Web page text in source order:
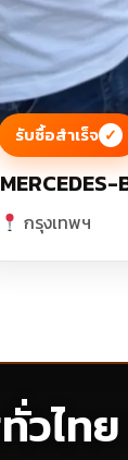
รับซื้อสำเร็จ ✓
MERCEDES-
กรุงเทพฯ
วไท